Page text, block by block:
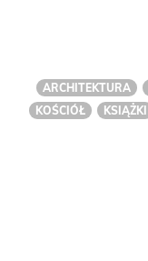
ARCHITEKTURA
KOŚCIÓŁ
KSIĄŻKI